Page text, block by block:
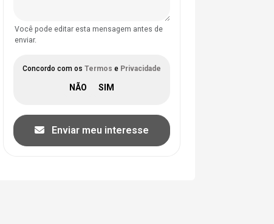
Você pode editar esta mensagem antes de
enviar.
Concordo com os Termos e Privacidade
Enviar meu interesse